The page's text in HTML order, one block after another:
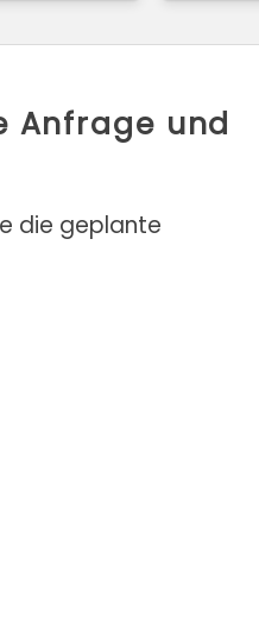
Anfrage und
die geplante